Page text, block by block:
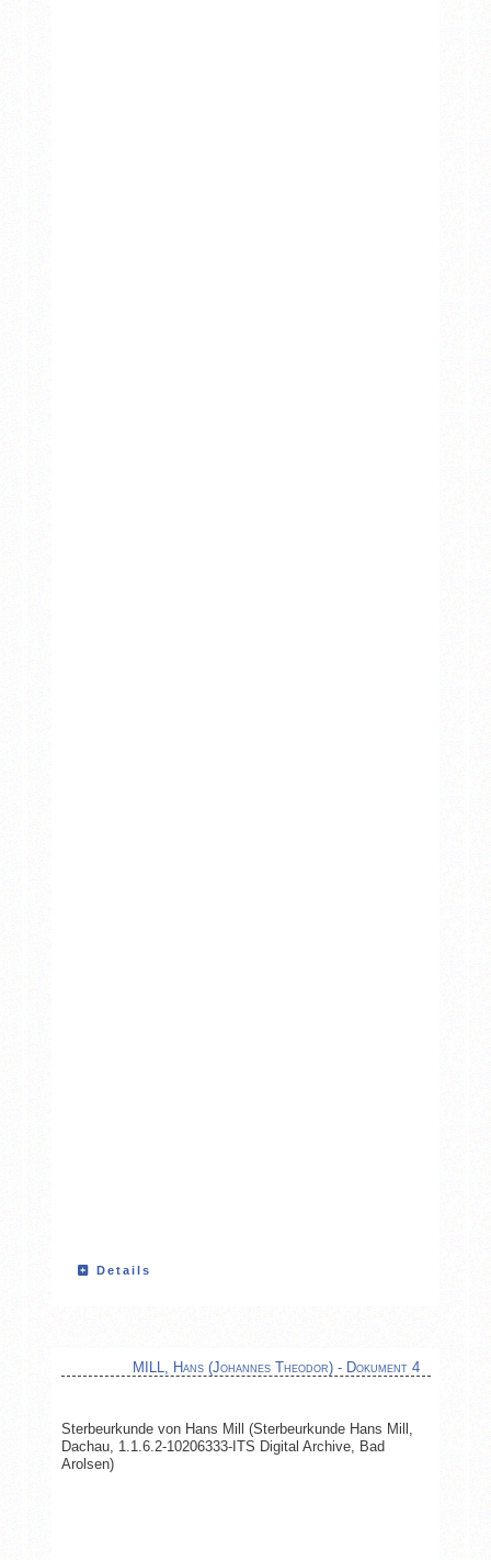
Details
MILL, Hans (Johannes Theodor) - Dokument 4
Sterbeurkunde von Hans Mill (Sterbeurkunde Hans Mill,
Dachau, 1.1.6.2-10206333-ITS Digital Archive, Bad
Arolsen)